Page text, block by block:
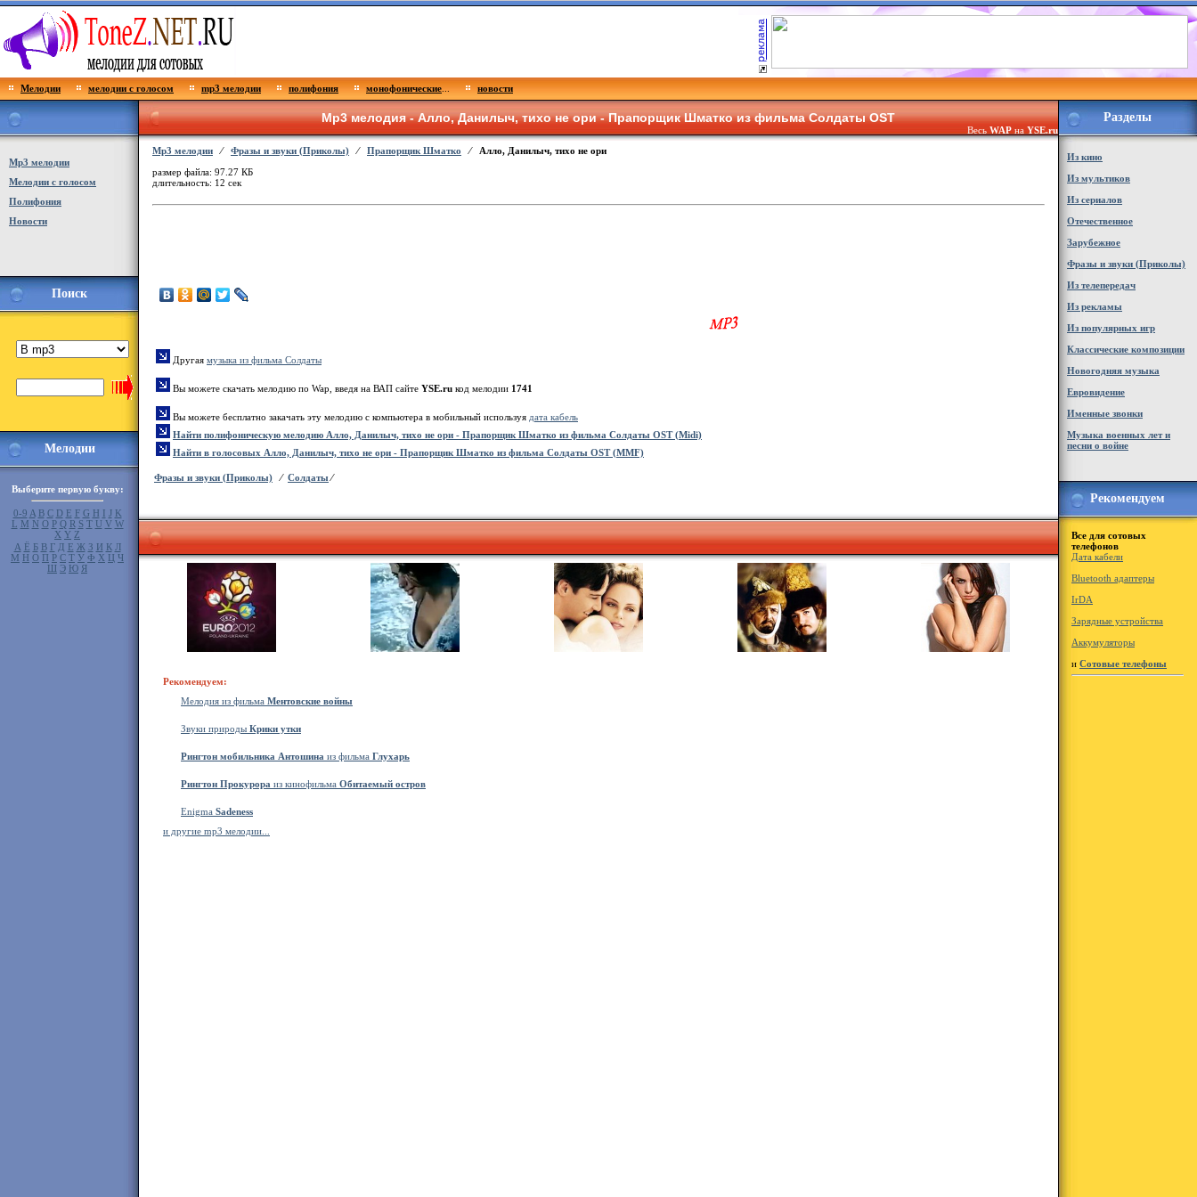
Мелодии мелодии с голосом mp3 мелодии полифония монофонические новости
Мp3 мелодии
Мелодии с голосом
Полифония
Новости
Поиск
Мелодии
Выберите первую букву:
0-9 A B C D E F G H I J K
L M N O P Q R S T U V W
X Y Z
А Ё Б В Г Д Е Ж З И К Л
М Н О П Р С Т У Ф Х Ц Ч
Ш Э Ю Я
Mp3 мелодия - Алло, Данилыч, тихо не ори - Прапорщик Шматко из фильма Солдаты OST
Весь WAP на YSE.ru
Mp3 мелодии ⁄ Фразы и звуки (Приколы) ⁄ Прапорщик Шматко ⁄ Алло, Данилыч, тихо не ори
размер файла: 97.27 КБ
длительность: 12 сек
Другая музыка из фильма Солдаты
Вы можете скачать мелодию по Wap, введя на ВАП сайте YSE.ru код мелодии 1741
Вы можете бесплатно закачать эту мелодию с компьютера в мобильный используя дата кабель
Найти полифоническую мелодию Алло, Данилыч, тихо не ори - Прапорщик Шматко из фильма Солдаты OST (Midi)
Найти в голосовых Алло, Данилыч, тихо не ори - Прапорщик Шматко из фильма Солдаты OST (MMF)
Фразы и звуки (Приколы) ⁄ Солдаты⁄
Рекомендуем:
Мелодия из фильма Ментовские войны
Звуки природы Крики утки
Рингтон мобильника Антошина из фильма Глухарь
Рингтон Прокурора из кинофильма Обитаемый остров
Enigma Sadeness
и другие mp3 мелодии...
Разделы
Из кино
Из мультиков
Из сериалов
Отечественное
Зарубежное
Фразы и звуки (Приколы)
Из телепередач
Из рекламы
Из популярных игр
Классические композиции
Новогодняя музыка
Евровидение
Именные звонки
Музыка военных лет и
песни о войне
Рекомендуем
Все для сотовых
телефонов
Дата кабели
Bluetooth адаптеры
IrDA
Зарядные устройства
Аккумуляторы
и Сотовые телефоны